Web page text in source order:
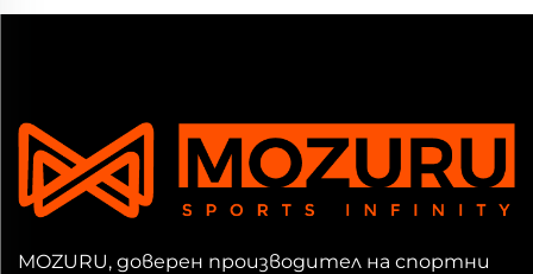
MOZURU, доверен производител на спортни